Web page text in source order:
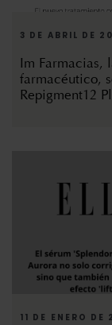
3 DE ABRIL DE
Im Farmacias,
farmacéutico,
Repigment12
11 DE ENERO DE